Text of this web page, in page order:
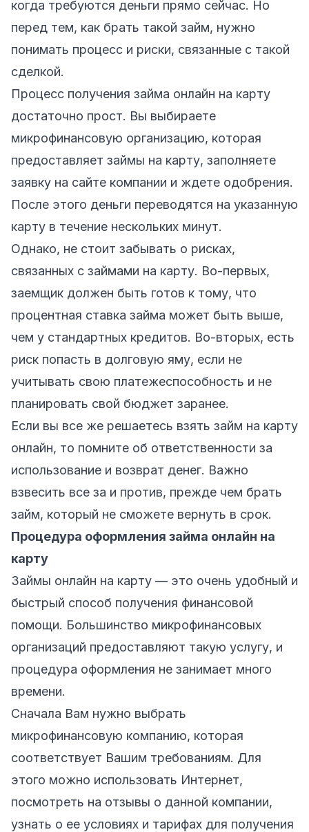
когда требуются деньги прямо сейчас. Но
перед тем, как брать такой займ, нужно
понимать процесс и риски, связанные с такой
сделкой.
Процесс получения займа онлайн на карту
достаточно прост. Вы выбираете
микрофинансовую организацию, которая
предоставляет займы на карту, заполняете
заявку на сайте компании и ждете одобрения.
После этого деньги переводятся на указанную
карту в течение нескольких минут.
Однако, не стоит забывать о рисках,
связанных с займами на карту. Во-первых,
заемщик должен быть готов к тому, что
процентная ставка займа может быть выше,
чем у стандартных кредитов. Во-вторых, есть
риск попасть в долговую яму, если не
учитывать свою платежеспособность и не
планировать свой бюджет заранее.
Если вы все же решаетесь взять займ на карту
онлайн, то помните об ответственности за
использование и возврат денег. Важно
взвесить все за и против, прежде чем брать
займ, который не сможете вернуть в срок.
Процедура оформления займа онлайн на
карту
Займы онлайн на карту — это очень удобный и
быстрый способ получения финансовой
помощи. Большинство микрофинансовых
организаций предоставляют такую услугу, и
процедура оформления не занимает много
времени.
Сначала Вам нужно выбрать
микрофинансовую компанию, которая
соответствует Вашим требованиям. Для
этого можно использовать Интернет,
посмотреть на отзывы о данной компании,
узнать о ее условиях и тарифах для получения